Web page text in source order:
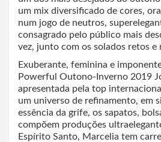
um mix diversificado de cores,
num jogo de neutros,
consagrado pelo público mais
vez, junto com os solados retos e
Exuberante, feminina e
Powerful Outono-Inverno 2019
apresentada pela top
um universo de refinamento, em
essência da grife, os sapatos,
compõem produções
Espírito Santo, Marcelia tem